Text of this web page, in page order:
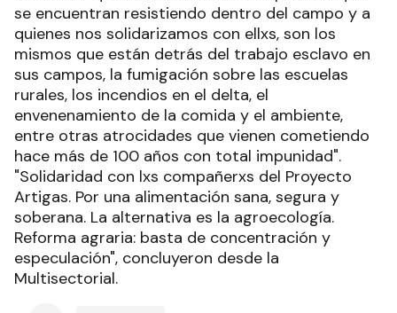
se encuentran resistiendo dentro del campo y a
quienes nos solidarizamos con ellxs, son los
mismos que están detrás del trabajo esclavo en
sus campos, la fumigación sobre las escuelas
rurales, los incendios en el delta, el
envenenamiento de la comida y el ambiente,
entre otras atrocidades que vienen cometiendo
hace más de 100 años con total impunidad".
"Solidaridad con lxs compañerxs del Proyecto
Artigas. Por una alimentación sana, segura y
soberana. La alternativa es la agroecología.
Reforma agraria: basta de concentración y
especulación", concluyeron desde la
Multisectorial.